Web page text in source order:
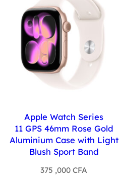
Apple Watch Series
11 GPS 46mm Rose Gold
Aluminium Case with Light
Blush Sport Band
375 ,000CFA